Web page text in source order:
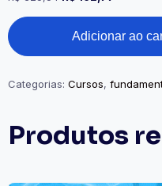
Adicionar ao
Categorias: Cursos,
Produtos